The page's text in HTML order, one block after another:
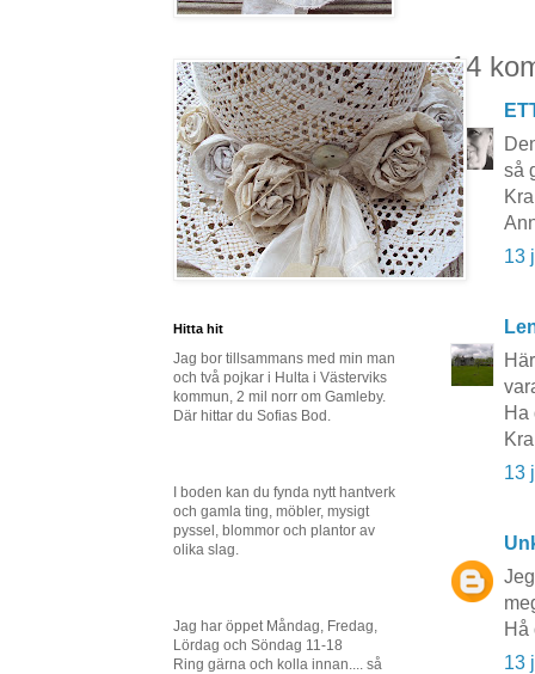
14
så
13
Ha
13
Hå
13
Hitta hit
Jag bor tillsammans med min man
och två pojkar i Hulta i Västerviks
kommun, 2 mil norr om Gamleby.
Där hittar du Sofias Bod.
I boden kan du fynda nytt hantverk
och gamla ting, möbler, mysigt
pyssel, blommor och plantor av
olika slag.
Jag har öppet Måndag, Fredag,
Lördag och Söndag 11-18
Ring gärna och kolla innan.... så